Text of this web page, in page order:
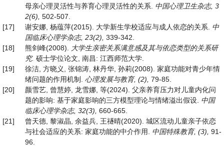
母亲心理灵活性与养育心理灵活性的关系. 中国心理卫生杂志, 3
2(6), 502-507.
[17]
谢安娜, 杨蕴萍(2015). 大学新生学校适应与成人依恋的关系. 中
国临床心理学杂志, 23(2), 339-342.
[18]
熊剑峰(2008).
大学生亲密关系满意感及其与依恋类型的关系研
究. 硕士学位论文, 南昌: 江西师范大学.
[19]
徐洁, 方晓义, 张锦涛, 林丹华, 孙莉(2008). 家庭功能对青少年情
绪问题的作用机制. 心理发展与教育, (2), 79-85.
[20]
颜雪艺, 曾慧婷, 龙雪娜, 等(2024). 父亲养育压力对儿童内化问
题的影响: 基于家庭影响的三方模型理论与情绪溢出假设. 中国
临床心理学杂志, 32(3) 660-665.
[21]
曾天德, 黎淑晶, 余益兵, 王禭晴(2020). 城区流动儿童亲子依恋
与社会适应的关系: 家庭功能的中介作用. 中国特殊教育, (3), 91-
96.